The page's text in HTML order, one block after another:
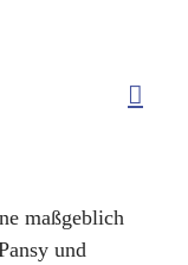
maßgeblich
und